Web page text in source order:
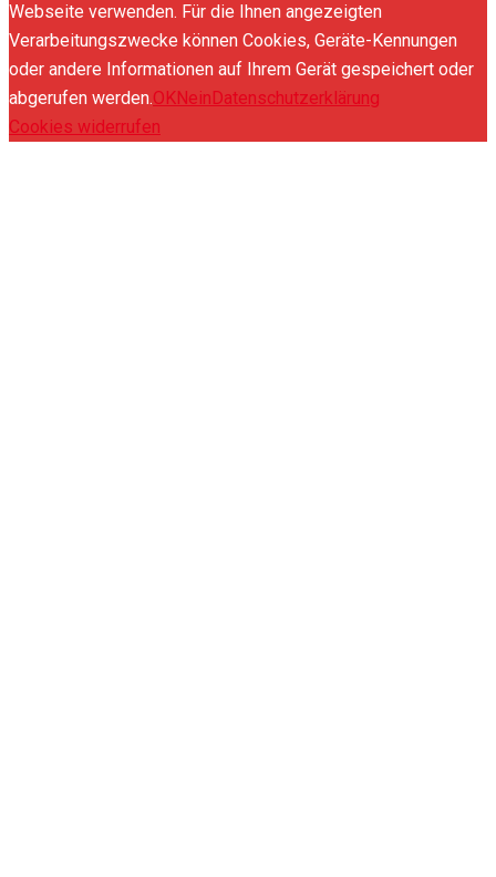
Webseite verwenden. Für die Ihnen angezeigten
Verarbeitungszwecke können Cookies, Geräte-Kennungen
oder andere Informationen auf Ihrem Gerät gespeichert oder
abgerufen werden.OKNeinDatenschutzerklärung
Cookies widerrufen